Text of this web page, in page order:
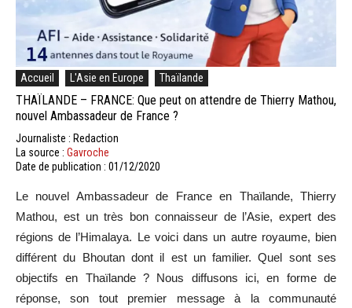
Accueil L'Asie en Europe Thaïlande
THAÏLANDE – FRANCE: Que peut on attendre de Thierry Mathou,
nouvel Ambassadeur de France ?
Journaliste : Redaction
La source : Gavroche
Date de publication : 01/12/2020
Le nouvel Ambassadeur de France en Thaïlande, Thierry
Mathou, est un très bon connaisseur de l’Asie, expert des
régions de l’Himalaya. Le voici dans un autre royaume, bien
différent du Bhoutan dont il est un familier. Quel sont ses
objectifs en Thaïlande ? Nous diffusons ici, en forme de
réponse, son tout premier message à la communauté